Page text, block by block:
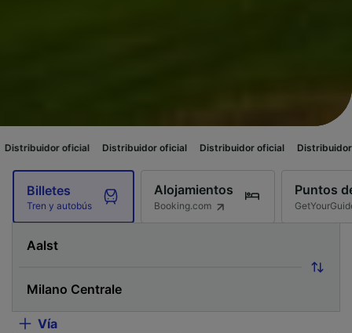
Distribuidor oficial Distribuidor oficial Distribuidor oficial
Billetes
Tren y autobús
Alojamientos
Booking.com
Puntos
Vía